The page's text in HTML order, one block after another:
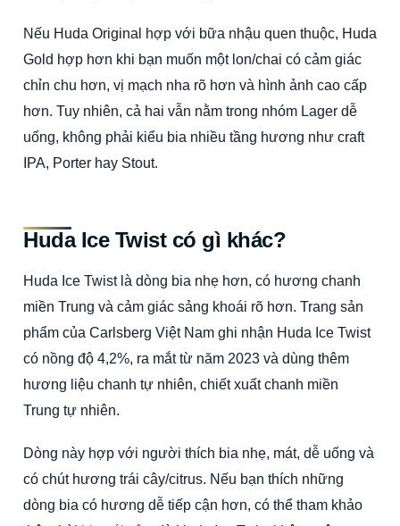
Nếu Huda Original hợp với bữa nhậu quen thuộc, Huda
Gold hợp hơn khi bạn muốn một lon/chai có cảm giác
chỉn chu hơn, vị mạch nha rõ hơn và hình ảnh cao cấp
hơn. Tuy nhiên, cả hai vẫn nằm trong nhóm Lager dễ
uống, không phải kiểu bia nhiều tầng hương như craft
IPA, Porter hay Stout.
Huda Ice Twist có gì khác?
Huda Ice Twist là dòng bia nhẹ hơn, có hương chanh
miền Trung và cảm giác sảng khoái rõ hơn. Trang sản
phẩm của Carlsberg Việt Nam ghi nhận Huda Ice Twist
có nồng độ 4,2%, ra mắt từ năm 2023 và dùng thêm
hương liệu chanh tự nhiên, chiết xuất chanh miền
Trung tự nhiên.
Dòng này hợp với người thích bia nhẹ, mát, dễ uống và
có chút hương trái cây/citrus. Nếu bạn thích những
dòng bia có hương dễ tiếp cận hơn, có thể tham khảo